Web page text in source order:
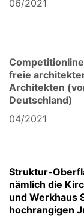
06/2021
freie
Architekten
Deutschland)
04/2021
Struktur-
nämlich die
und Werkhaus
hochrangigen